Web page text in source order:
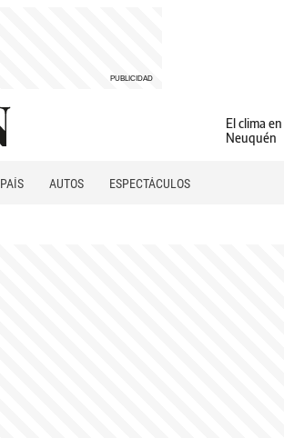
El clima en
Neuquén
PAÍS AUTOS
ESPECTÁCULOS